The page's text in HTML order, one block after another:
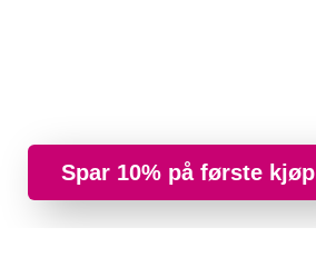
Spar 10% på første kjøp